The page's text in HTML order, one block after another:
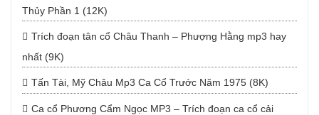
Thủy Phần 1 (12K)
Trích đoạn tân cổ Châu Thanh – Phượng Hằng mp3 hay
nhất (9K)
Tấn Tài, Mỹ Châu Mp3 Ca Cổ Trước Năm 1975 (8K)
Ca cổ Phương Cẩm Ngọc MP3 – Trích đoạn ca cổ cải